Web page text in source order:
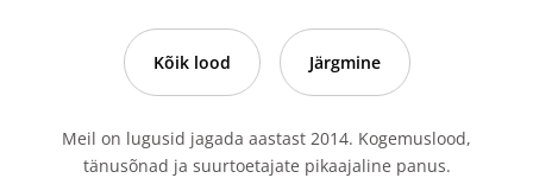
Kõik lood Järgmine
Meil on lugusid jagada aastast 2014. Kogemuslood,
tänusõnad ja suurtoetajate pikaajaline panus.